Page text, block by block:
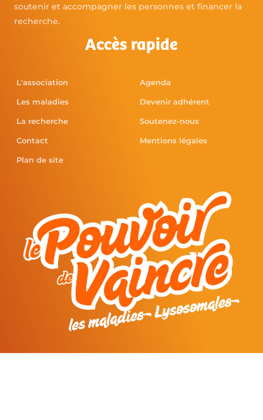
soutenir et accompagner les personnes et financer la
recherche.
Accès rapide
L'association
Les maladies
La recherche
Contact
Plan de site
Agenda
Devenir adhérent
Soutenez-nous
Mentions légales